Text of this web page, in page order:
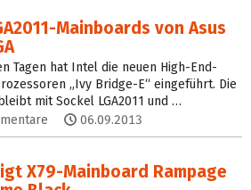
Mainboards von Asus
Tagen hat Intel die neuen High-End-
„Ivy Bridge-E“ eingeführt. Die
mit Sockel LGA2011 und …
06.09.2013
X79-Mainboard Rampage